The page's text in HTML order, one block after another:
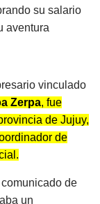
su salario
aventura
vinculado
Zerpa, fue
de Jujuy,
de
de
un